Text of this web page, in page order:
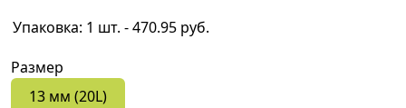
Упаковка: 1 шт. - 470.95 руб.
Размер
13 мм (20L)